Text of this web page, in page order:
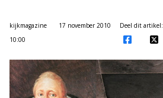
kijkmagazine
17 november 2010
10:00
Deel dit artikel: